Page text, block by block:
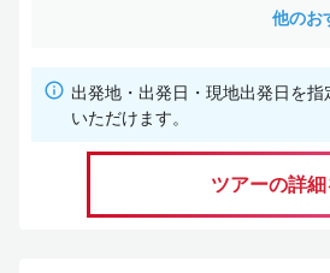
他のお
出発地・出発日・現地出発日を
いただけます。
ツアーの詳